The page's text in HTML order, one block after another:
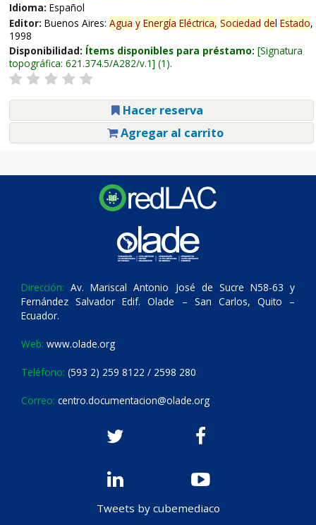
Idioma: Español
Editor: Buenos Aires: Agua y Energía Eléctrica, Sociedad del Estado,
1998
Disponibilidad: Ítems disponibles para préstamo: Signatura
topográfica: 621.374.5/A282/v.1 (1).
Hacer reserva
Agregar al carrito
Dirección: Av. Mariscal Antonio José de Sucre N58-63 y
Fernández Salvador Edif. Olade – San Carlos, Quito –
Ecuador.
Web: www.olade.org
Teléfono: (593 2) 259 8122 / 2598 280
Correo: centro.documentacion@olade.org
Tweets by cubemediaco